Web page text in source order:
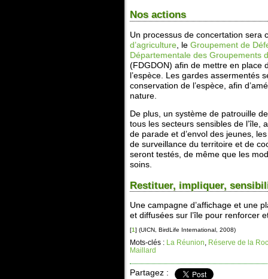
Nos actions
Un processus de concertation sera
d’agriculture , le Groupement de
Départementale des Groupements
(FDGDON) afin de mettre en place
l’espèce. Les gardes assermentés
conservation de l’espèce, afin
nature.
De plus, un système de patrouille
tous les secteurs sensibles de l’île,
de parade et d’envol des jeunes,
de surveillance du territoire et de
seront testés, de même que les
soins.
Restituer, impliquer,
Une campagne d’affichage et une
et diffusées sur l’île pour renforcer
[1] (UICN, BirdLife International, 2008)
Mots-clés : La Réunion, Réserve de la
Maillard
Partagez :